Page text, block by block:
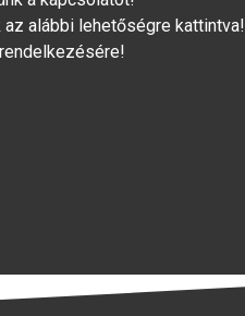
az alábbi lehetőségre kattintva!